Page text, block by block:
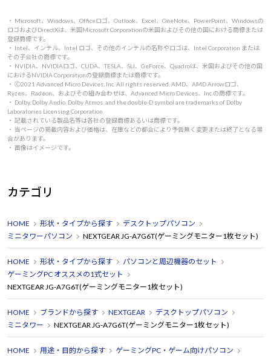
・ Microsoft、Windows、Officeロゴ、Outlook、Excel、OneNote、PowerPoint、Windowsの
ロゴおよびDirectXは、米国Microsoft Corporationの米国およびその他の国における商標または
登録商標です。
・ Intel、インテル、Intel ロゴ、その他のインテルの名称やロゴは、Intel Corporation または
その子会社の商標です。
・ NVIDIA、NVIDIAロゴ、CUDA、TESLA、SLI、GeForce、Quadroは、米国およびその他の国
におけるNVIDIA Corporationの登録商標または商標です。
・ 🄫2021 Advanced Micro Devices, Inc. All rights reserved. AMD、AMD Arrowロゴ、
Ryzen、Radeon、およびその組み合わせは、Advanced Micro Devices、Inc.の商標です。
・ Dolby, Dolby Audio, Dolby Atmos, and the double-D symbol are trademarks of Dolby
Laboratories Licensing Corporation.
・ 記載されている製品名等は各社の登録商標あるいは商標です。
・ 当ページの掲載内容および価格は、在庫などの都合により予告無く変更または終了となる場
合があります。
・ 画像はイメージです。
カテゴリ
HOME 形状・タイプから探す
デスクトップパソコン
ミニタワーパソコン
NEXTGEAR JG-A7G6T(ゲーミングモニター1枚セット)
HOME 形状・タイプから探す
パソコンと周辺機器のセット
ゲーミングPC オススメの1式セット
NEXTGEAR JG-A7G6T(ゲーミングモニター1枚セット)
HOME ブランドから探す NEXTGEAR
デスクトップパソコン
ミニタワー
NEXTGEAR JG-A7G6T(ゲーミングモニター1枚セット)
HOME 用途・目的から探す
ゲーミングPC・ゲーム向けパソコン